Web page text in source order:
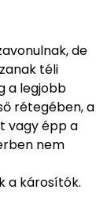
de
téli
a legjobb
rétegében, a
vagy épp a
nem
a károsítók.